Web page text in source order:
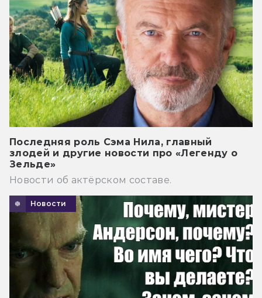
Последняя роль Сэма Нила, главный
злодей и другие новости про «Легенду о
Зельде»
Новости об актёрском составе.
Новости